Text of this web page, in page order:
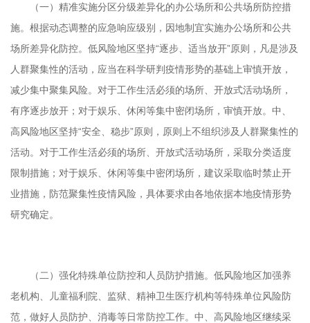
（一）精准实施分区分级差异化的办公场所和公共场所防控措
施。根据动态调整的应急响应级别，因地制宜实施办公场所和公共
场所差异化防控。低风险地区坚持“逐步、适当放开”原则，凡是涉及
人群聚集性的活动，应当在科学研判疫情形势的基础上审慎开放，
减少集中聚集风险。对于工作生活必须的场所、开放式活动场所，
有序逐步放开；对于娱乐、休闲等集中密闭场所，审慎开放。中、
高风险地区坚持“安全、稳步”原则，原则上不组织涉及人群聚集性的
活动。对于工作生活必须的场所、开放式活动场所，采取分类适度
限制措施；对于娱乐、休闲等集中密闭场所，建议采取临时禁止开
业措施，防范聚集性疫情风险，具体要求由各地依据本地疫情形势
研究确定。
（二）强化特殊单位防控和人员防护措施。低风险地区加强养
老机构、儿童福利院、监狱、精神卫生医疗机构等特殊单位风险防
范，做好人员防护、消毒等日常防控工作。中、高风险地区继续采